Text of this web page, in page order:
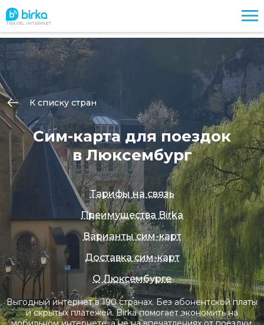
TRAVEL INTERNET
К списку стран
Сим-карта для поездок
в Люксембург
Тарифы на связь
Преимущества Birka
Варианты сим-карт
Доставка сим-карт
О Люксембурге
Выгодный интернет в 190 странах. Без абонентской платы
и скрытых платежей. Birka помогает экономить на